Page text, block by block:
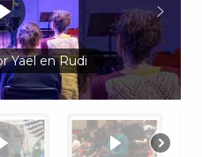
Yaël en Rudi